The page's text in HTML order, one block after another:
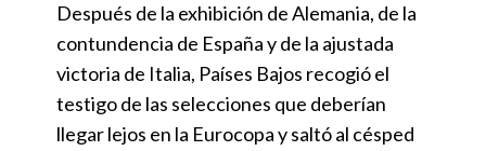
Después de la exhibición de Alemania, de la
contundencia de España y de la ajustada
victoria de Italia, Países Bajos recogió el
testigo de las selecciones que deberían
llegar lejos en la Eurocopa y saltó al césped